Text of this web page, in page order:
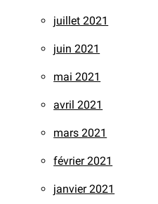
juillet 2021
juin 2021
mai 2021
avril 2021
mars 2021
février 2021
janvier 2021